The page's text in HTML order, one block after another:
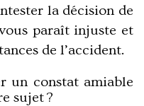
la décision de
paraît injuste et
de l’accident.
un constat amiable
sujet ?